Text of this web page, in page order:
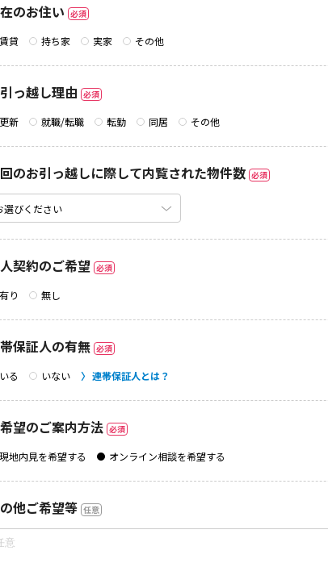
のお住い 必須
賃貸 持ち家 実家 その他
っ越し理由 必須
更新 就職/転職 転勤 同居 その他
のお引っ越しに際して内覧された物件数 必須
契約のご希望 必須
有り 無し
保証人の有無 必須
いる いない 連帯保証人とは？
望のご案内方法 必須
現地内見を希望する オンライン相談を希望する
他ご希望等 任意